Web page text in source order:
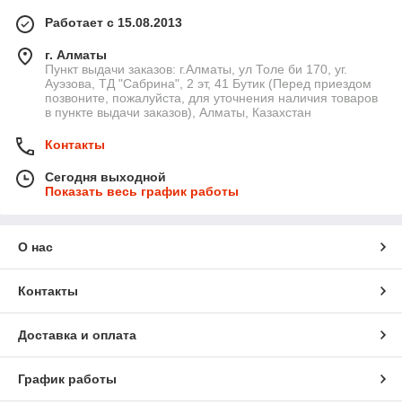
Работает с 15.08.2013
г. Алматы
Пункт выдачи заказов: г.Алматы, ул Толе би 170, уг.
Ауэзова, ТД "Сабрина", 2 эт, 41 Бутик (Перед приездом
позвоните, пожалуйста, для уточнения наличия товаров
в пункте выдачи заказов), Алматы, Казахстан
Контакты
Сегодня выходной
Показать весь график работы
О нас
Контакты
Доставка и оплата
График работы